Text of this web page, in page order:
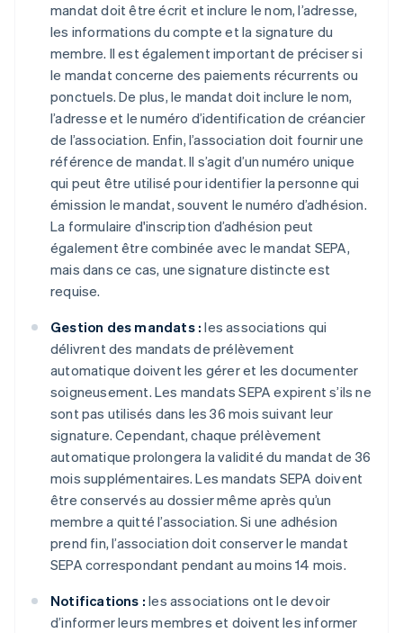
mandat doit être écrit et inclure le nom, l’adresse,
les informations du compte et la signature du
membre. Il est également important de préciser si
le mandat concerne des paiements récurrents ou
ponctuels. De plus, le mandat doit inclure le nom,
l’adresse et le numéro d’identification de créancier
de l’association. Enfin, l’association doit fournir une
référence de mandat. Il s’agit d’un numéro unique
qui peut être utilisé pour identifier la personne qui
émission le mandat, souvent le numéro d’adhésion.
La formulaire d'inscription d’adhésion peut
également être combinée avec le mandat SEPA,
mais dans ce cas, une signature distincte est
requise.
Gestion des mandats : les associations qui
délivrent des mandats de prélèvement
automatique doivent les gérer et les documenter
soigneusement. Les mandats SEPA expirent s’ils ne
sont pas utilisés dans les 36 mois suivant leur
signature. Cependant, chaque prélèvement
automatique prolongera la validité du mandat de 36
mois supplémentaires. Les mandats SEPA doivent
être conservés au dossier même après qu’un
membre a quitté l’association. Si une adhésion
prend fin, l’association doit conserver le mandat
SEPA correspondant pendant au moins 14 mois.
Notifications : les associations ont le devoir
d’informer leurs membres et doivent les informer